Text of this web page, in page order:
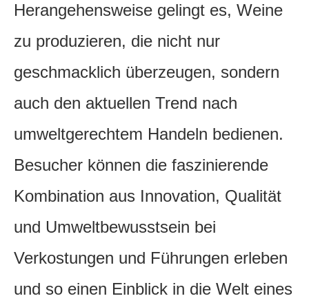
Herangehensweise gelingt es, Weine
zu produzieren, die nicht nur
geschmacklich überzeugen, sondern
auch den aktuellen Trend nach
umweltgerechtem Handeln bedienen.
Besucher können die faszinierende
Kombination aus Innovation, Qualität
und Umweltbewusstsein bei
Verkostungen und Führungen erleben
und so einen Einblick in die Welt eines